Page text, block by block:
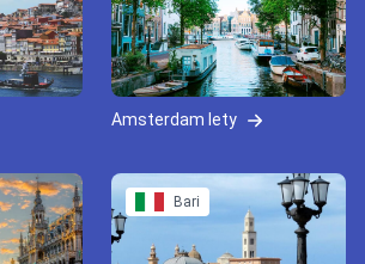
Amsterdam lety
Bari